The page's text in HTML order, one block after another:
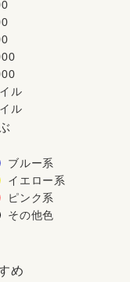
ル
ル
ブルー系
イエロー系
ピンク系
その他色
め